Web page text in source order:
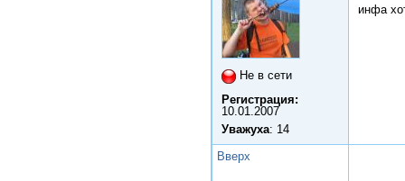
Не в сети
Регистрация:
10.01.2007
Уважуха: 14
инфа
Вверх